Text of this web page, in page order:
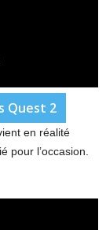
Quest 2
en réalité
pour l’occasion.